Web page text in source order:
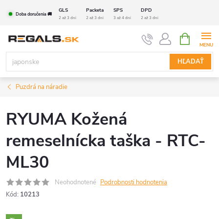
Doba doručenia 🚚
GLS Packeta SPS DPD
2 až 3 dni 2 až 3 dni 3 až 4 dni 2 až 3 dni
HĽADAŤ
KOŠÍK
Puzdrá na náradie
RYUMA Kožená
remeselnícka taška - RTC-
ML30
Neohodnotené Podrobnosti hodnotenia
Kód: 10213